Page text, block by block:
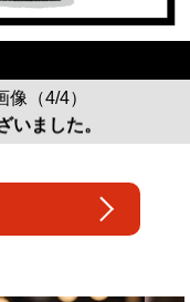
（4/4）
いました。